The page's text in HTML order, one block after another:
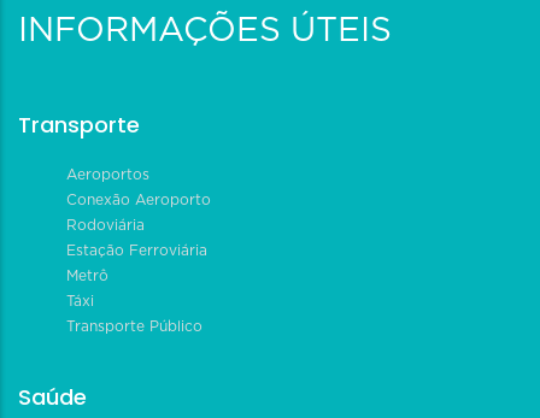
INFORMAÇÕES ÚTEIS
Transporte
Aeroportos
Conexão Aeroporto
Rodoviária
Estação Ferroviária
Metrô
Táxi
Transporte Público
Saúde